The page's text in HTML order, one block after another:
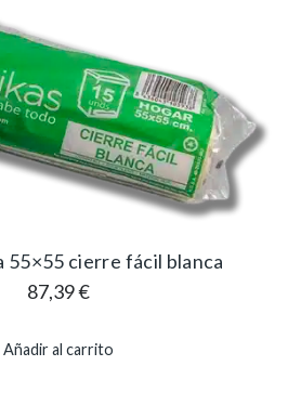
55×55 cierre fácil blanca
87,39€
Añadir al carrito